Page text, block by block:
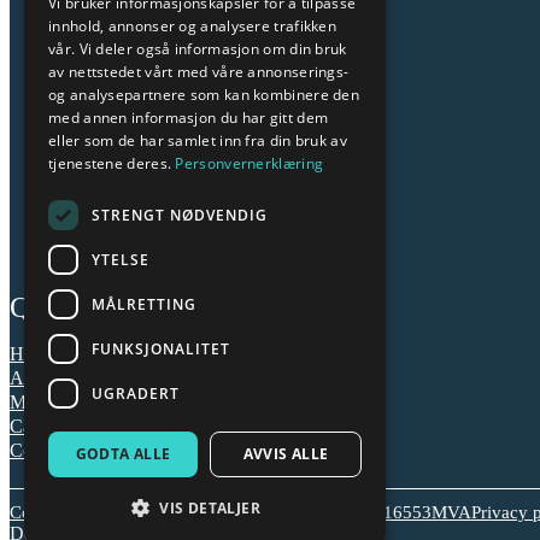
Quick links
Home
About us
Meeting point
Cancellation policy
Contact us
Copyright © Briksdal Adventure AS | org.nr 976616553MVAPrivacy
Design, code and maintenance By Fjords
innhold, annonser og analysere trafikken
vår. Vi deler også informasjon om din bruk
av nettstedet vårt med våre annonserings-
og analysepartnere som kan kombinere den
med annen informasjon du har gitt dem
eller som de har samlet inn fra din bruk av
tjenestene deres. Personvernerklæring
STRENGT NØDVENDIG
YTELSE
MÅLRETTING
FUNKSJONALITET
UGRADERT
GODTA ALLE AVVIS ALLE
VIS DETALJER